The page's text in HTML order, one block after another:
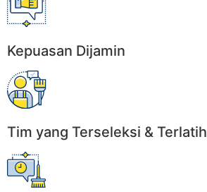
Kepuasan Dijamin
Tim yang Terseleksi & Terlatih